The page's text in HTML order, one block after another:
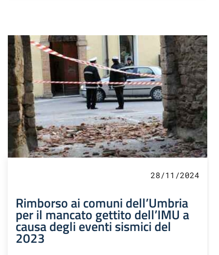
28/11/2024
Rimborso ai comuni dell’Umbria
per il mancato gettito dell’IMU a
causa degli eventi sismici del
2023